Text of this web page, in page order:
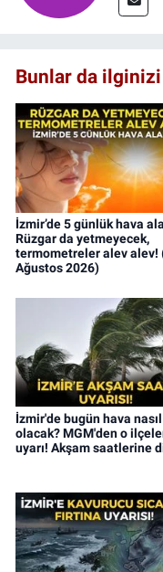
Bunlar da
İzmir’de 5 günlük hava
Rüzgar da yetmeyecek,
termometreler alev alev!
Ağustos 2026)
İzmir'de bugün hava nasıl
olacak? MGM'den o
uyarı! Akşam saatlerine